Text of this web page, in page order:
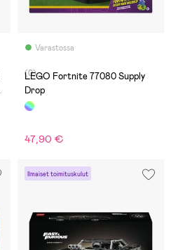
Varastossa
(0)
LEGO Fortnite 77080 Supply
Drop
47,90 €
Ilmaiset toimituskulut